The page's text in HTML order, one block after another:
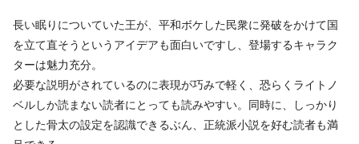
長い眠りについていた王が、平和ボケした民衆に発破をかけて国
を立て直そうというアイデアも面白いですし、登場するキャラク
ターは魅力充分。
必要な説明がされているのに表現が巧みで軽く、恐らくライトノ
ベルしか読まない読者にとっても読みやすい。同時に、しっかり
とした骨太の設定を認識できるぶん、正統派小説を好む読者も満